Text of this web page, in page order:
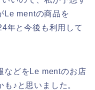
Le mentの商品を
年と今後も利用して
などをLe mentのお店
♪と思いました。